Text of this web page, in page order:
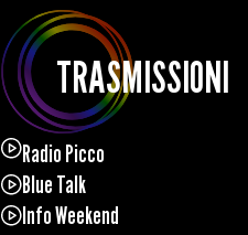
TRASMISSIONI
Radio Picco
Blue Talk
Info Weekend